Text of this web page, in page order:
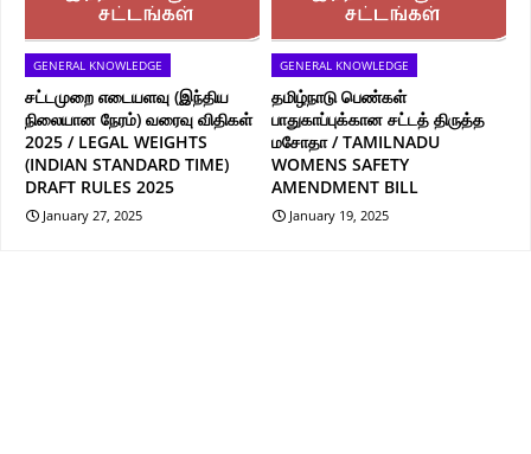
GENERAL KNOWLEDGE
சட்டமுறை எடையளவு (இந்திய
நிலையான நேரம்) வரைவு விதிகள்
2025 / LEGAL WEIGHTS
(INDIAN STANDARD TIME)
DRAFT RULES 2025
January 27, 2025
GENERAL KNOWLEDGE
தமிழ்நாடு பெண்கள்
பாதுகாப்புக்கான சட்டத் திருத்த
மசோதா / TAMILNADU
WOMENS SAFETY
AMENDMENT BILL
January 19, 2025